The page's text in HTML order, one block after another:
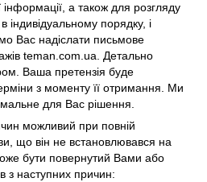
а також для розгляду
індивідуальному порядку, і
Вас надіслати письмове
teman.com.ua. Детально
Ваша претензія буде
з моменту її отримання. Ми
для Вас рішення.
можливий при повній
що він не встановлювався на
бути повернутий Вами або
з наступних причин: